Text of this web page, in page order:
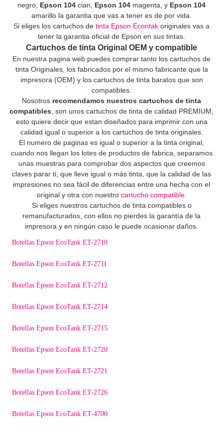
negro, Epson 104 cian, Epson 104 magenta, y Epson 104
amarillo la garantia que vas a tener es de por vida.
Si eliges los cartuchos de tinta Epson Econtak originales vas a
tener la garantia oficial de Epson en sus tintas.
Cartuchos de tinta Original OEM y compatible
En nuestra pagina web puedes comprar tanto los cartuchos de
tinta Originales, los fabricados por el mismo fabricante que la
impresora (OEM) y los cartuchos de tinta baratos que son
compatibles.
Nosotros recomendamos nuestros cartuchos de tinta
compatibles, son unos cartuchos de tinta de calidad PREMIUM,
esto quiere decir que estan diseñados para imprimir con una
calidad igual o superior a los cartuchos de tinta originales.
El numero de paginas es igual o superior a la tinta original,
cuando nos llegan los lotes de productos de fabrica, separamos
unas muestras para comprobar dos aspectos que creemos
claves parar ti, que lleve igual o más tinta, que la calidad de las
impresiones no sea fácil de diferencias entre una hecha con el
original y otra con nuestro cartucho compatible.
Si eliges nuestros cartuchos de tinta compatibles o
remanufacturados, con ellos no pierdes la garantía de la
impresora y en ningún caso le puede ocasionar daños.
Botellas Epson EcoTank ET-2710
Botellas Epson EcoTank ET-2711
Botellas Epson EcoTank ET-2712
Botellas Epson EcoTank ET-2714
Botellas Epson EcoTank ET-2715
Botellas Epson EcoTank ET-2720
Botellas Epson EcoTank ET-2721
Botellas Epson EcoTank ET-2726
Botellas Epson EcoTank ET-4700